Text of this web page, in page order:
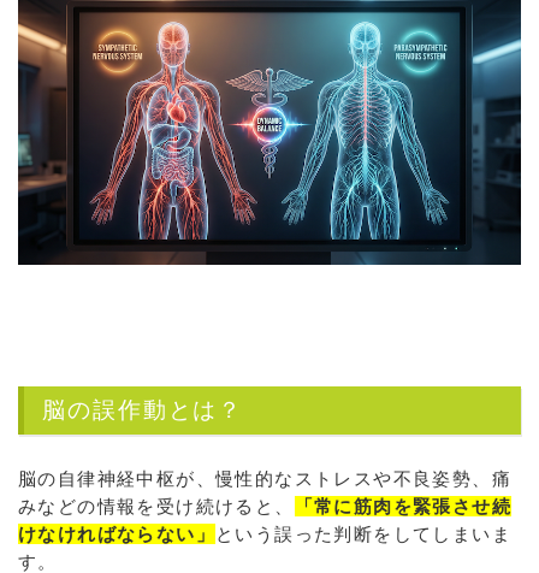
脳の誤作動とは？
脳の自律神経中枢が、慢性的なストレスや不良姿勢、痛
みなどの情報を受け続けると、
「常に筋肉を緊張させ続
けなければならない」
という誤った判断をしてしまいま
す。